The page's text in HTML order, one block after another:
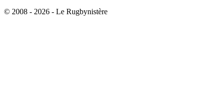
© 2008 - 2026 - Le Rugbynistère